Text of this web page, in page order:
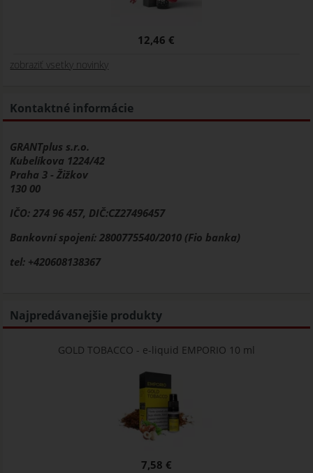
12,46 €
zobraziť vsetky novinky
Kontaktné informácie
GRANTplus s.r.o.
Kubelíkova 1224/42
Praha 3 - Žižkov
130 00
IČO: 274 96 457, DIČ:CZ27496457
Bankovní spojení: 2800775540/2010 (Fio banka)
tel: +420608138367
Najpredávanejšie produkty
GOLD TOBACCO - e-liquid EMPORIO 10 ml
7,58 €